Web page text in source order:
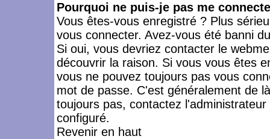
Pourquoi ne puis-je pas me
Vous êtes-vous enregistré ? Plus
vous connecter. Avez-vous été banni
Si oui, vous devriez contacter le
découvrir la raison. Si vous vous êtes
vous ne pouvez toujours pas vous
mot de passe. C'est généralement de
toujours pas, contactez
configuré.
Revenir en haut